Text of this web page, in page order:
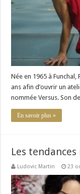
Née en 1965 à
ans afin d’ouvrir un
nommée Versus. Son
En savoir plus »
Les
Ludovic Martin 23